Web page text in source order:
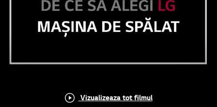
Vizualizeaza tot filmul